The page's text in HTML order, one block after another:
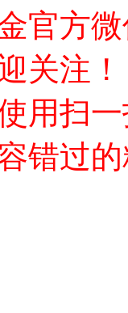
官方
关注！
用扫
错过